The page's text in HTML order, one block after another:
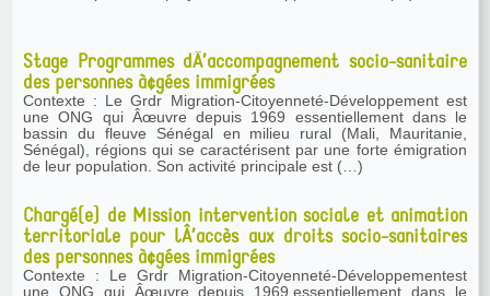
Stage Programmes dÂ’accompagnement socio-sanitaire
des personnes à¢gées immigrées
Contexte : Le Grdr Migration-Citoyenneté-Développement est
une ONG qui Âœuvre depuis 1969 essentiellement dans le
bassin du fleuve Sénégal en milieu rural (Mali, Mauritanie,
Sénégal), régions qui se caractérisent par une forte émigration
de leur population. Son activité principale est (…)
Chargé(e) de Mission intervention sociale et animation
territoriale pour lÂ’accès aux droits socio-sanitaires
des personnes à¢gées immigrées
Contexte : Le Grdr Migration-Citoyenneté-Développementest
une ONG qui Âœuvre depuis 1969,essentiellement dans le